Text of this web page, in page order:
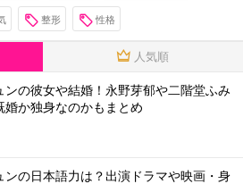
整形 性格
人気順
ンの彼女や結婚！永野芽郁や二階堂ふみ
婚か独身なのかもまとめ
ンの日本語力は？出演ドラマや映画・身